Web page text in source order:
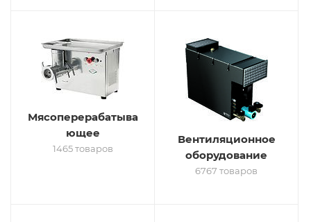
Мясоперерабатыва
ющее
1465 товаров
Вентиляционное
оборудование
6767 товаров